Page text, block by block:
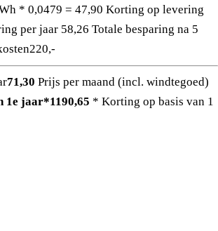
* 0,0479 = 47,90 Korting op levering
per jaar 58,26 Totale besparing na 5
220,-
71,30 Prijs per maand (incl. windtegoed)
1e jaar*1190,65 * Korting op basis van 1